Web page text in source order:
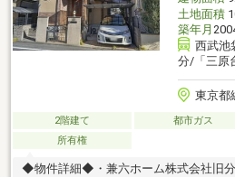
土地面積
築年月
西武池
分/「三原
東京都
2階建て 都市ガス
所有権
◆物件詳細◆・兼六ホーム株式会社旧分